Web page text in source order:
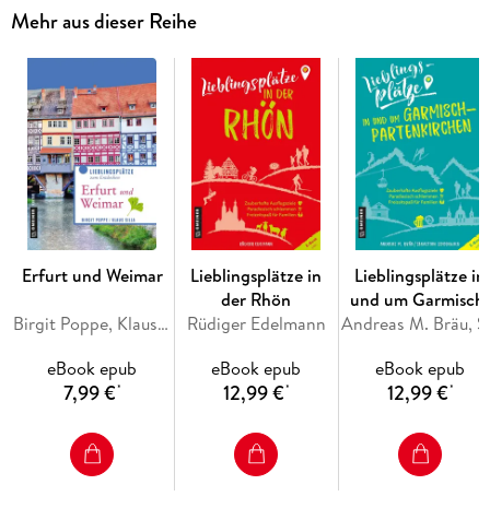
Mehr aus dieser Reihe
Erfurt und Weimar
Birgit Poppe, Klaus Silla
eBook epub
7,99 €*
Lieblingsplätze in
der Rhön
Rüdiger Edelmann
eBook epub
12,99 €*
Lieblingsplätze in
und um Garmisch-
Partenkirchen
eBook epub
12,99 €*